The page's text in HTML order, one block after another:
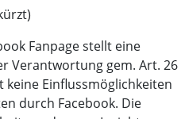
Fanpage stellt eine
Verantwortung gem. Art. 26
keine Einflussmöglichkeiten
durch Facebook. Die